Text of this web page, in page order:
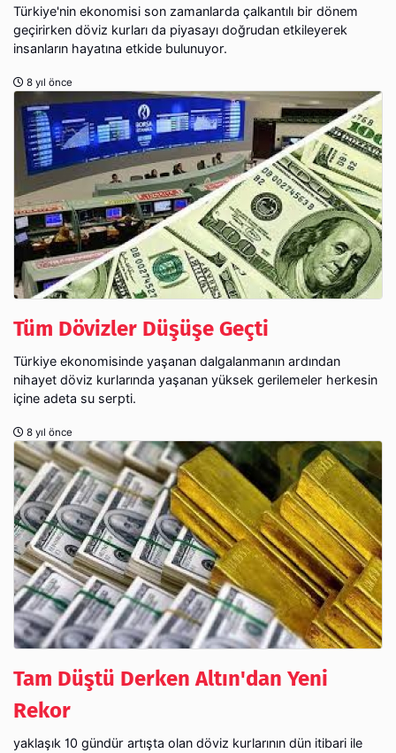
Türkiye'nin ekonomisi son zamanlarda çalkantılı bir dönem
geçirirken döviz kurları da piyasayı doğrudan etkileyerek
insanların hayatına etkide bulunuyor.
8 yıl önce
Tüm Dövizler Düşüşe Geçti
Türkiye ekonomisinde yaşanan dalgalanmanın ardından
nihayet döviz kurlarında yaşanan yüksek gerilemeler herkesin
içine adeta su serpti.
8 yıl önce
Tam Düştü Derken Altın'dan Yeni
Rekor
yaklaşık 10 gündür artışta olan döviz kurlarının dün itibari ile